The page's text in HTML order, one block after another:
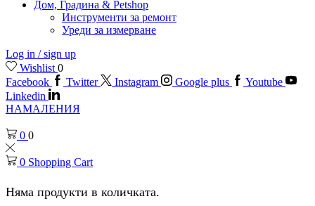
Дом, Градина & Petshop
Инструменти за ремонт
Уреди за измерване
Log in / sign up
Wishlist 0
Facebook
Twitter Instagram Google plus
Youtube
Linkedin
НАМАЛЕНИЯ
0 0
0 Shopping Cart
Няма продукти в количката.